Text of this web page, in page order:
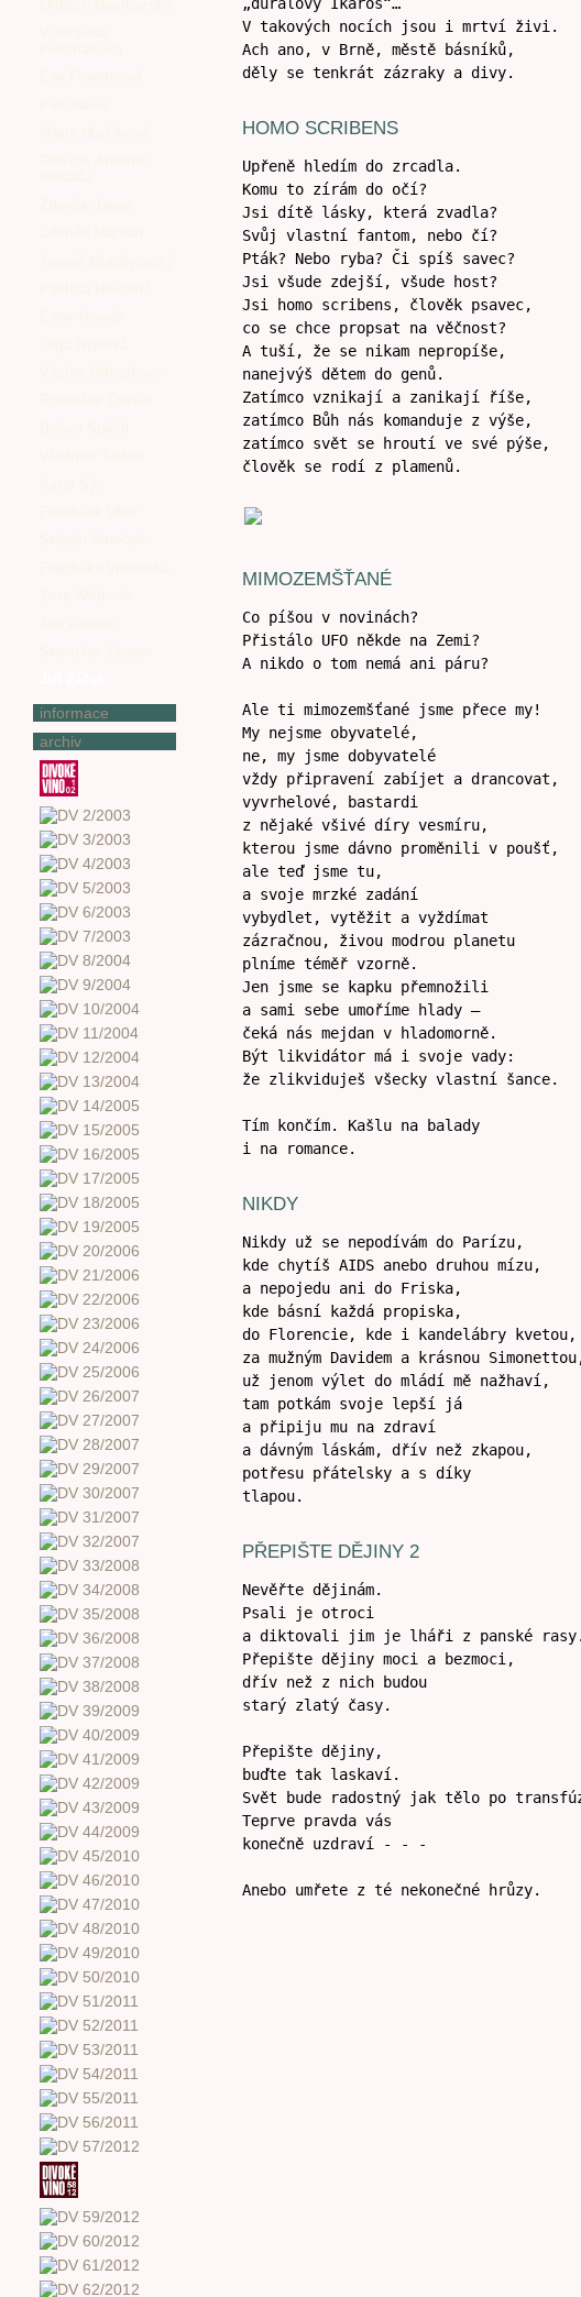
informace
archiv
V takových nocích jsou i mrtví živi.
Ach ano, v Brně, městě básníků,
děly se tenkrát zázraky a divy.
HOMO SCRIBENS
Upřeně hledím do zrcadla.
Komu to zírám do očí?
Jsi dítě lásky, která zvadla?
Svůj vlastní fantom, nebo čí?
Pták? Nebo ryba? Či spíš savec?
Jsi všude zdejší, všude host?
Jsi homo scribens, člověk psavec,
co se chce propsat na věčnost?
A tuší, že se nikam nepropíše,
nanejvýš dětem do genů.
Zatímco vznikají a zanikají říše,
zatímco Bůh nás komanduje z výše,
zatímco svět se hroutí ve své pýše,
člověk se rodí z plamenů.
MIMOZEMŠŤANÉ
Co píšou v novinách?
Přistálo UFO někde na Zemi?
A nikdo o tom nemá ani páru?
Ale ti mimozemšťané jsme přece my!
My nejsme obyvatelé,
ne, my jsme dobyvatelé
vždy připravení zabíjet a drancovat,
vyvrhelové, bastardi
z nějaké všivé díry vesmíru,
kterou jsme dávno proměnili v poušť,
ale teď jsme tu,
a svoje mrzké zadání
vybydlet, vytěžit a vyždímat
zázračnou, živou modrou planetu
plníme téměř vzorně.
Jen jsme se kapku přemnožili
a sami sebe umoříme hlady –
čeká nás mejdan v hladomorně.
Být likvidátor má i svoje vady:
že zlikviduješ všecky vlastní šance.
Tím končím. Kašlu na balady
i na romance.
NIKDY
Nikdy už se nepodívám do Parízu,
kde chytíš AIDS anebo druhou mízu,
a nepojedu ani do Friska,
kde básní každá propiska,
do Florencie, kde i kandelábry kvetou,
za mužným Davidem a krásnou
už jenom výlet do mládí mě nažhaví,
tam potkám svoje lepší já
a připiju mu na zdraví
a dávným láskám, dřív než zkapou,
potřesu přátelsky a s díky
tlapou.
PŘEPIŠTE DĚJINY 2
Nevěřte dějinám.
Psali je otroci
a diktovali jim je lháři z panské rasy.
Přepište dějiny moci a bezmoci,
dřív než z nich budou
starý zlatý časy.
Přepište dějiny,
buďte tak laskaví.
Svět bude radostný jak tělo po
Teprve pravda vás
konečně uzdraví - - -
Anebo umřete z té nekonečné hrůzy.